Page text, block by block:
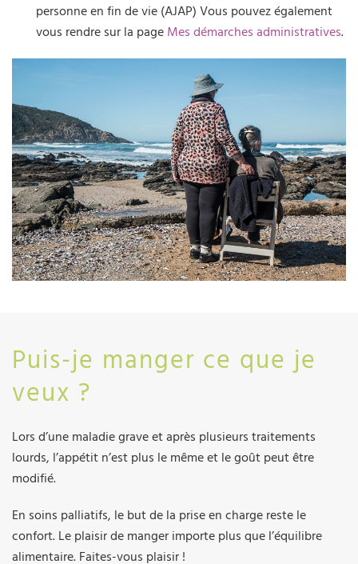
personne en fin de vie (AJAP) Vous pouvez également
vous rendre sur la page Mes démarches administratives.
Puis-je manger ce que je
veux ?
Lors d’une maladie grave et après plusieurs traitements
lourds, l’appétit n’est plus le même et le goût peut être
modifié.
En soins palliatifs, le but de la prise en charge reste le
confort. Le plaisir de manger importe plus que l’équilibre
alimentaire. Faites-vous plaisir !